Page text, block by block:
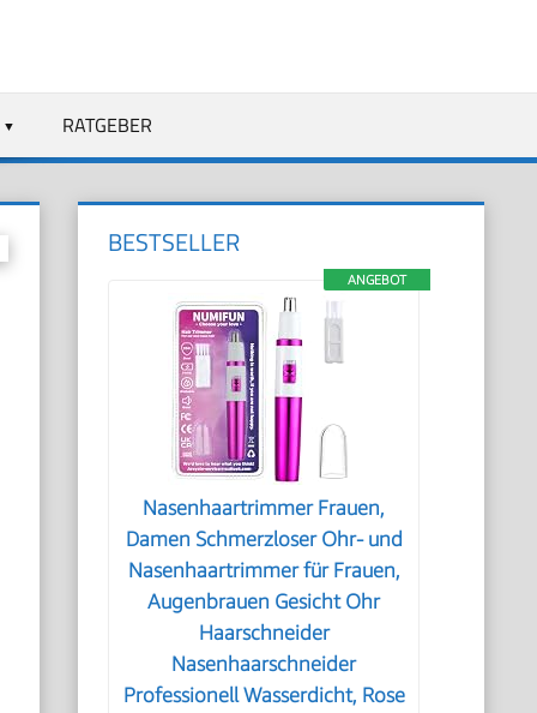
RATGEBER
BESTSELLER
ANGEBOT
Nasenhaartrimmer Frauen,
Damen Schmerzloser Ohr- und
Nasenhaartrimmer für Frauen,
Augenbrauen Gesicht Ohr
Haarschneider
Nasenhaarschneider
Professionell Wasserdicht, Rose